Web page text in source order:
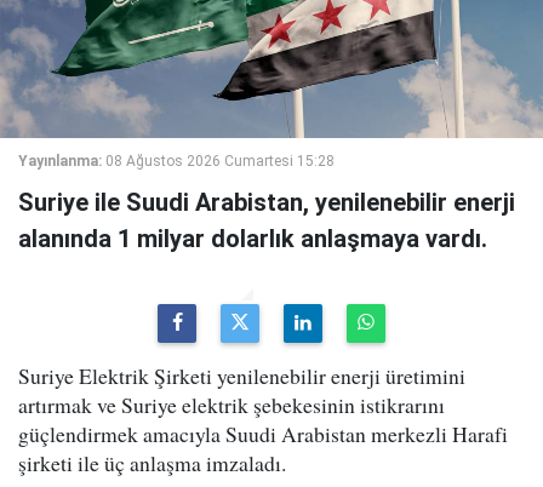
Yayınlanma: 08 Ağustos 2026 Cumartesi 15:28
Suriye ile Suudi Arabistan, yenilenebilir enerji
alanında 1 milyar dolarlık anlaşmaya vardı.
Suriye Elektrik Şirketi yenilenebilir enerji üretimini
artırmak ve Suriye elektrik şebekesinin istikrarını
güçlendirmek amacıyla Suudi Arabistan merkezli Harafi
şirketi ile üç anlaşma imzaladı.